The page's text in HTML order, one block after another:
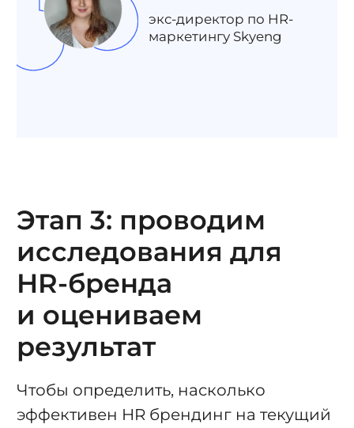
экс-директор по HR-
маркетингу Skyeng
Этап 3: проводим
исследования для
HR-бренда
и оцениваем
результат
Чтобы определить, насколько
эффективен HR брендинг на текущий